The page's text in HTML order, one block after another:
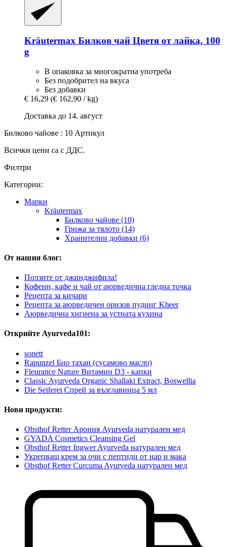
Kräutermax Билков чай ​​Цветя от лайка, 100
g
В опаковка за многократна употреба
Без подобрител на вкуса
Без добавки
€ 16,29 (€ 162,90 / kg)
Доставка до 14. август
Билково чайове : 10 Артикул
Всички цени са с ДДС.
Филтри
Категории:
Марки
Kräutermax
Билково чайове (10)
Грижа за тялото (14)
Хранителни добавки (6)
От нашия блог:
Ползите от джинджифила!
Кофеин, кафе и чай от аюрведична гледна точка
Рецепта за кичари
Рецепта за аюрведичен оризов пудинг Kheer
Аюрведична хигиена за устната кухина
Открийте Ayurveda101:
sonett
Rapunzel Био тахан (сусамово масло)
Fleurance Nature Витамин D3 - капки
Classic Ayurveda Organic Shallaki Extract, Boswellia
Die Seiferei Спрей за възглавница 5 мл
Нови продукти:
Obsthof Retter Арония Ayurveda натурален мед
GYADA Cosmetics Cleansing Gel
Obsthof Retter Ingwer Ayurveda натурален мед
Укрепващ крем за очи с пептиди от нар и мака
Obsthof Retter Curcuma Ayurveda натурален мед